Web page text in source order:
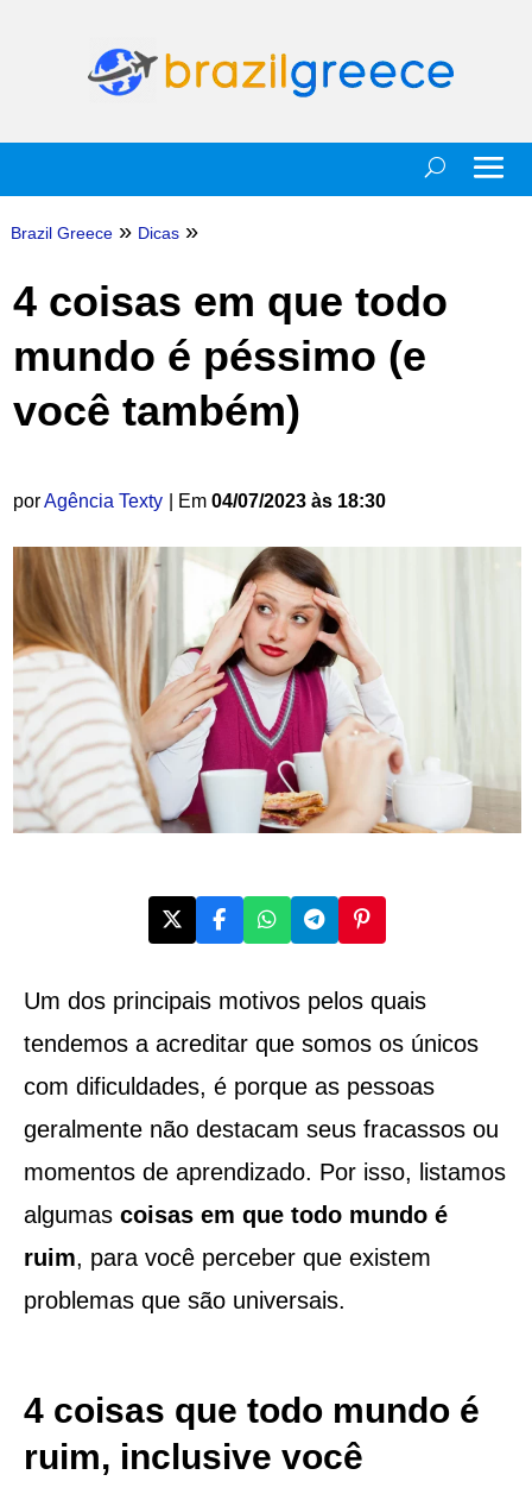
Brazil Greece » Dicas »
4 coisas em que todo
mundo é péssimo (e
você também)
porAgência Texty | Em 04/07/2023 às 18:30
Um dos principais motivos pelos quais
tendemos a acreditar que somos os únicos
com dificuldades, é porque as pessoas
geralmente não destacam seus fracassos ou
momentos de aprendizado. Por isso, listamos
algumas coisas em que todo mundo é
ruim, para você perceber que existem
problemas que são universais.
4 coisas que todo mundo é
ruim, inclusive você